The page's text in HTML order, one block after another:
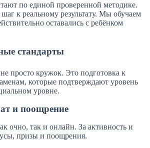
по единой проверенной методике.
к реальному результату. Мы обучаем
оставались с ребёнком
стандарты
просто кружок. Это подготовка к
которые подтверждают уровень
уровне.
и поощрение
очно, так и онлайн. За активность и
призы и поощрения.